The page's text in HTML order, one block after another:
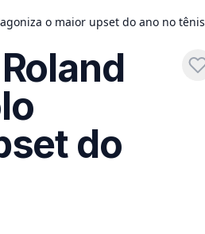
o maior upset do ano no tênis
do